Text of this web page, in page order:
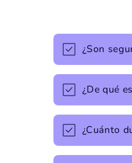
¿Son
¿De qué
¿Cuánto